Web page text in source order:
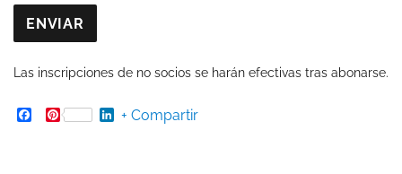
ENVIAR
Las inscripciones de no socios se harán efectivas tras abonarse.
Facebook
Pinterest LinkedIn
+ Compartir